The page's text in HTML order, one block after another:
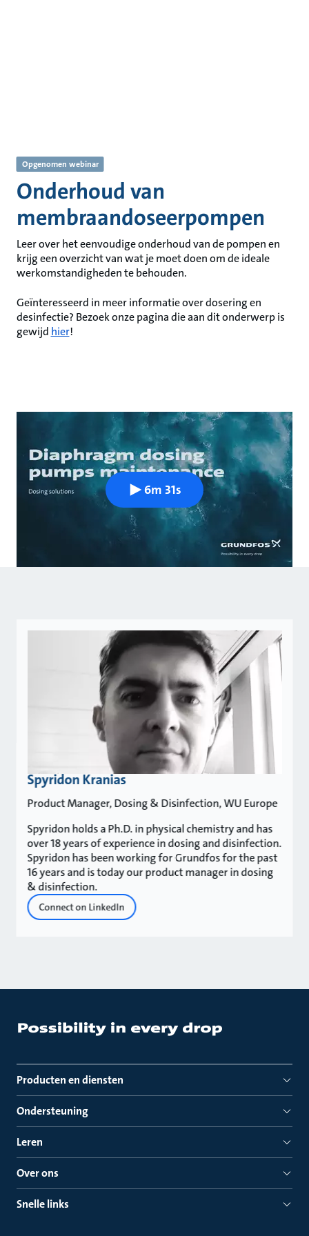
Opgenomen webinar
Onderhoud van
membraandoseerpompen
Leer over het eenvoudige onderhoud van de pompen en
krijg een overzicht van wat je moet doen om de ideale
werkomstandigheden te behouden.
Geïnteresseerd in meer informatie over dosering en
desinfectie? Bezoek onze pagina die aan dit onderwerp is
gewijd hier!
6m 31s
Spyridon Kranias
Product Manager, Dosing & Disinfection, WU Europe
Spyridon holds a Ph.D. in physical chemistry and has
over 18 years of experience in dosing and disinfection.
Spyridon has been working for Grundfos for the past
16 years and is today our product manager in dosing
& disinfection.
Connect on LinkedIn
Producten en diensten
Ondersteuning
Leren
Over ons
Snelle links